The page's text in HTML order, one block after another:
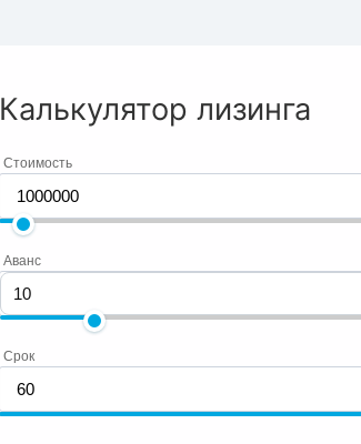
Калькулятор лизинга
Стоимость
Аванс
Срок